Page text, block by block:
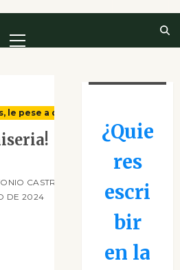
Menú
principal
le pese a quien le pese
CASTRO CEBRIÁN
DE 2024
¿Quie
res
escri
bir
en la